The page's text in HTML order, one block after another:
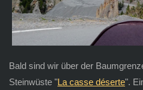
Bald sind wir über der
Steinwüste "La casse déserte".